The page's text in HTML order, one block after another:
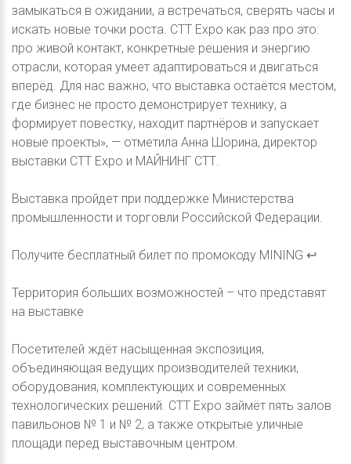
замыкаться в ожидании, а встречаться, сверять часы и
искать новые точки роста. CTT Expo как раз про это:
про живой контакт, конкретные решения и энергию
отрасли, которая умеет адаптироваться и двигаться
вперёд. Для нас важно, что выставка остаётся местом,
где бизнес не просто демонстрирует технику, а
формирует повестку, находит партнёров и запускает
новые проекты», — отметила Анна Шорина, директор
выставки CTT Expo и МАЙНИНГ СТТ.
Выставка пройдет при поддержке Министерства
промышленности и торговли Российской Федерации.
Получите бесплатный билет по промокоду MINING ↩
Территория больших возможностей – что представят
на выставке
Посетителей ждёт насыщенная экспозиция,
объединяющая ведущих производителей техники,
оборудования, комплектующих и современных
технологических решений. CTT Expo займёт пять залов
павильонов № 1 и № 2, а также открытые уличные
площади перед выставочным центром.